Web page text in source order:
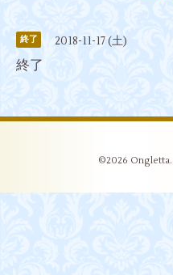
終了 2018-11-17 (土)
終了
©2026 Ongletta